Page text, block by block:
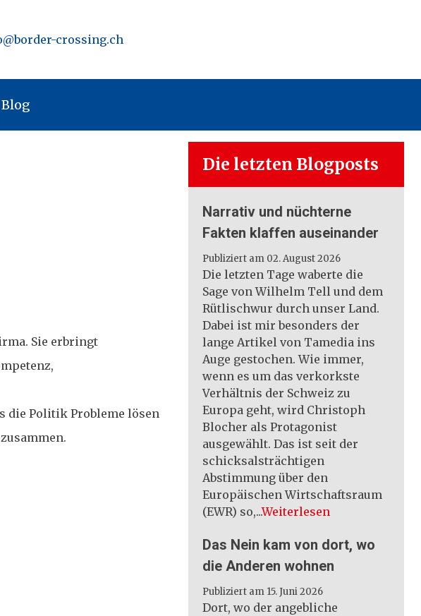
crossing.ch
Blog
Sie erbringt
die Politik Probleme lösen
Die letzten Blogposts
Narrativ und nüchterne
Fakten klaffen auseinander
Publiziert am 02. August 2026
Die letzten Tage waberte die
Sage von Wilhelm Tell und dem
Rütlischwur durch unser Land.
Dabei ist mir besonders der
lange Artikel von Tamedia ins
Auge gestochen. Wie immer,
wenn es um das verkorkste
Verhältnis der Schweiz zu
Europa geht, wird Christoph
Blocher als Protagonist
ausgewählt. Das ist seit der
schicksalsträchtigen
Abstimmung über den
Europäischen Wirtschaftsraum
(EWR) so,...Weiterlesen
Das Nein kam von dort, wo
die Anderen wohnen
Publiziert am 15. Juni 2026
Dort, wo der angebliche